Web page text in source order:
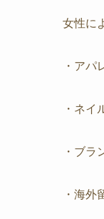
女性に
・アパ
・ネイ
・ブラ
・海外